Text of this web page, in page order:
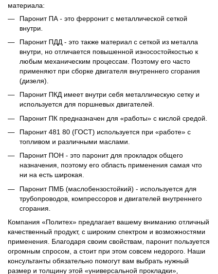
материала:
Паронит ПА - это ферронит с металлической сеткой
внутри.
Паронит ПДД - это также материал с сеткой из металла
внутри, но отличается повышенной износостойкостью к
любым механическим процессам. Поэтому его часто
применяют при сборке двигателя внутреннего сгорания
(дизеля).
Паронит ПКД имеет внутри себя металлическую сетку и
используется для поршневых двигателей.
Паронит ПК предназначен для «работы» с кислой средой.
Паронит 481 80 (ГОСТ) используется при «работе» с
топливом и различными маслами.
Паронит ПОН - это паронит для прокладок общего
назначения, поэтому его область применения самая что
ни на есть широкая.
Паронит ПМБ (маслобензостойкий) - используется для
трубопроводов, компрессоров и двигателей внутреннего
сгорания.
Компания «Политех» предлагает вашему вниманию отличный
качественный продукт, с широким спектром и возможностями
применения. Благодаря своим свойствам, паронит пользуется
огромным спросом, а стоит при этом совсем недорого. Наши
консультанты обязательно помогут вам выбрать нужный
размер и толщину этой «универсальной прокладки»,